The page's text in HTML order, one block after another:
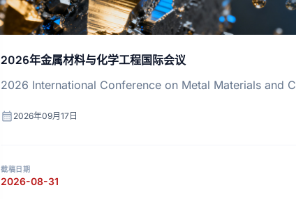
2026年金属材料与化学工程国际会议
2026 International Conference on Metal Materials and
calendar_month 2026年09月17日
截稿日期
2026-08-31